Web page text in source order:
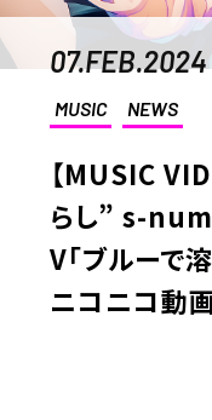
07.FEB.2024
MUSIC NEWS
【MUSIC
らし” s-
V「ブルーで
ニコニコ動